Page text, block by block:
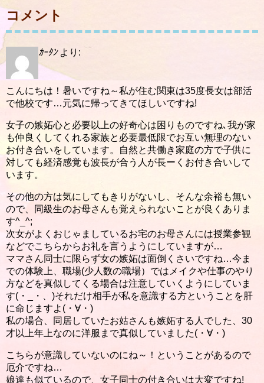
コメント
ｶｰﾀﾝ より:
こんにちは！暑いですね～私が住む関東は35度長女は部活
で他校です…元気に帰ってきてほしいですね!
女子の嫉妬心と必要以上の好奇心は困りものですね､我が家
も仲良くしてくれる家族と必要最低限でお互い無理のない
お付き合いをしています。自然と共働き家庭の方で子供に
対しても経済感覚も波長が合う人が長ーくお付き合いして
います。
その他の方は気にしてもきりがないし、そんな余裕も無い
ので、同級生のお母さんも覚えられないことが良くありま
す^_^;
次女がよくおじゃましているお宅のお母さんには授業参観
などでこちらからお礼を言うようにしていますが…
ママさん同士に限らず女の嫉妬は面倒くさいですね…今ま
での体験上、職場(少人数の職場）ではメイクや仕事のやり
方などを真似してくる場合は注意していくようにしていま
す(・_・、)それだけ相手が私を意識する方ということを肝
に命じますよ(・∀・)
私の場合、同居していたお姑さんも嫉妬する人でした、30
才以上年上なのに洋服まで真似していました(・∀・)
こちらが意識していないのにね～！ということがあるので
厄介ですね…
娘達も似ているので、女子同士の付き合いは大変ですね!